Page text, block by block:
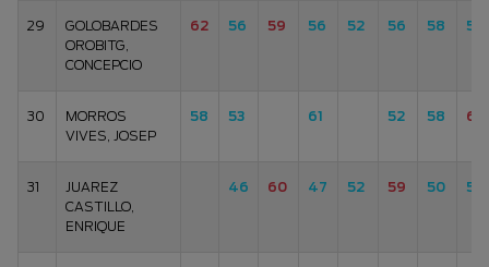
29
GOLOBARDES
OROBITG,
CONCEPCIO
62 56 59 56 52 56 58 55
30
MORROS
VIVES, JOSEP
58 53 61 52 58 61
31
JUAREZ
CASTILLO,
ENRIQUE
46 60 47 52 59 50 53